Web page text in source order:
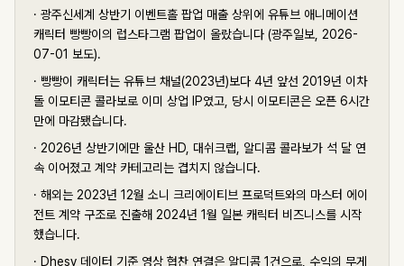
· 광주신세계 상반기 이벤트홀 팝업 매출 상위에 유튜브 애니메이션
캐릭터 빵빵이의 럽스타그램 팝업이 올랐습니다 (광주일보, 2026-
07-01 보도).
· 빵빵이 캐릭터는 유튜브 채널(2023년)보다 4년 앞선 2019년 이차
돌 이모티콘 콜라보로 이미 상업 IP였고, 당시 이모티콘은 오픈 6시간
만에 마감됐습니다.
· 2026년 상반기에만 울산 HD, 대쉬크랩, 알디콤 콜라보가 석 달 연
속 이어졌고 계약 카테고리는 겹치지 않습니다.
· 해외는 2023년 12월 소니 크리에이티브 프로덕트와의 마스터 에이
전트 계약 구조로 진출해 2024년 1월 일본 캐릭터 비즈니스를 시작
했습니다.
· Dhesy 데이터 기준 영상 협찬 연결은 알디콤 1건으로, 수익의 무게